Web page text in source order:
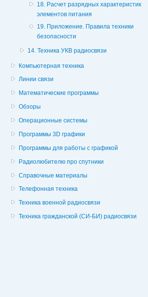
18. Расчет разрядных характеристик
элементов питания
19. Приложение. Правила техники
безопасности
14. Техника УКВ радиосвязи
Компьютерная техника
Линии связи
Математические программы
Обзоры
Операционные системы
Программы 3D графики
Программы для работы с графикой
Радиолюбителю про спутники
Справочные материалы
Телефонная техника
Техника военной радиосвязи
Техника гражданской (СИ-БИ) радиосвязи